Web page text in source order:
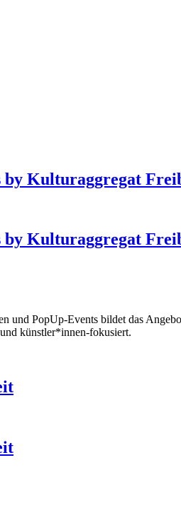
by Kulturaggregat
by Kulturaggregat
PopUp-Events bildet das
künstler*innen-fokusiert.